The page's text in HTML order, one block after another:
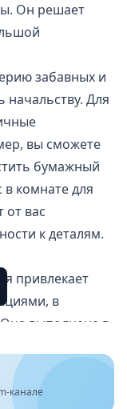
Он решает
забавных и
начальству. Для
вы сможете
бумажный
в комнате для
от вас
к деталям.
привлекает
в
выполнена в
на высоте.
канале